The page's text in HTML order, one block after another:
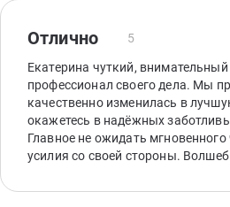
Отлично 5
Екатерина чуткий,
профессионал своего дела. Мы
качественно изменилась в
окажетесь в надёжных
Главное не ожидать
усилия со своей стороны.